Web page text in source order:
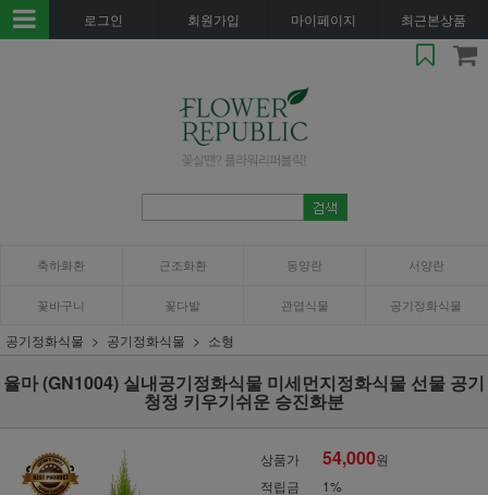
로그인 회원가입 마이페이지 최근본상품
축하화환 근조화환 동양란 서양란
꽃바구니 꽃다발 관엽식물 공기정화식물
공기정화식물 공기정화식물 소형
율마 (GN1004) 실내공기정화식물 미세먼지정화식물 선물 공기
청정 키우기쉬운 승진화분
상품가 54,000원
적립금
1%